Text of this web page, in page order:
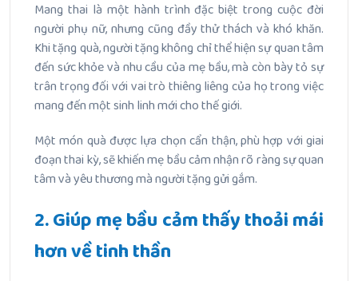
Mang thai là một hành trình đặc biệt trong cuộc đời
người phụ nữ, nhưng cũng đầy thử thách và khó khăn.
Khi tặng quà, người tặng không chỉ thể hiện sự quan tâm
đến sức khỏe và nhu cầu của mẹ bầu, mà còn bày tỏ sự
trân trọng đối với vai trò thiêng liêng của họ trong việc
mang đến một sinh linh mới cho thế giới.
Một món quà được lựa chọn cẩn thận, phù hợp với giai
đoạn thai kỳ, sẽ khiến mẹ bầu cảm nhận rõ ràng sự quan
tâm và yêu thương mà người tặng gửi gắm.
2. Giúp mẹ bầu cảm thấy thoải mái
hơn về tinh thần